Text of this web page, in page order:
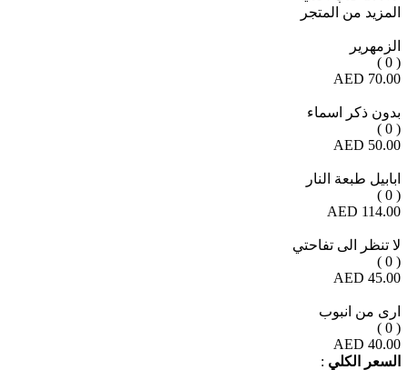
المزيد من المتجر
الزمهرير
( 0 )
70.00 AED
بدون ذكر اسماء
( 0 )
50.00 AED
ابابيل طبعة النار
( 0 )
114.00 AED
لا تنظر الى تفاحتي
( 0 )
45.00 AED
ارى من انبوب
( 0 )
40.00 AED
السعر الكلي :